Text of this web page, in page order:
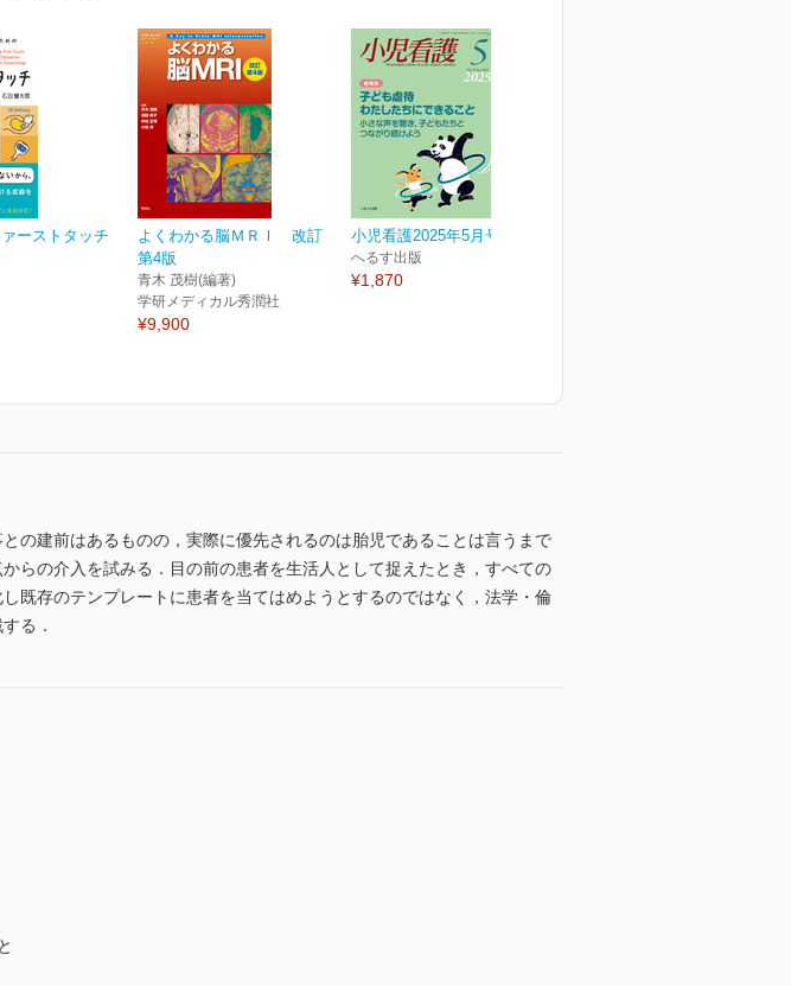
ーストタッチ
よくわかる脳ＭＲＩ 改訂
第4版
青木 茂樹(編著)
学研メディカル秀潤社
¥9,900
小児看護2025年5月号
へるす出版
¥1,870
の建前はあるものの，実際に優先されるのは胎児であることは言うまで
らの介入を試みる．目の前の患者を生活人として捉えたとき，すべての
既存のテンプレートに患者を当てはめようとするのではなく，法学・倫
る．